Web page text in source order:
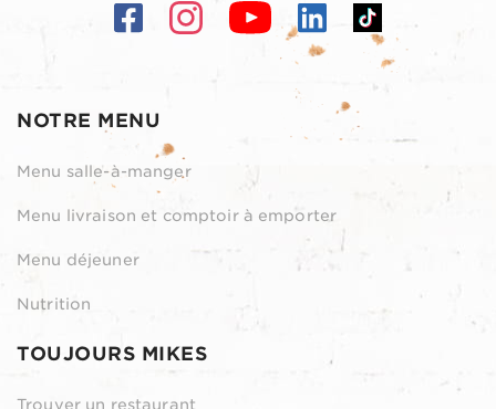
NOTRE MENU
Menu salle-à-manger
Menu livraison et comptoir à emporter
Menu déjeuner
Nutrition
TOUJOURS MIKES
Trouver un restaurant